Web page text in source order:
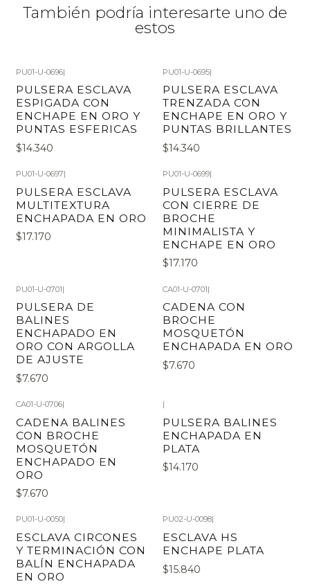
También podría interesarte uno de
estos
PU01-U-0696|
PULSERA ESCLAVA
ESPIGADA CON
ENCHAPE EN ORO Y
PUNTAS ESFERICAS
$14.340
PU01-U-0695|
PULSERA ESCLAVA
TRENZADA CON
ENCHAPE EN ORO Y
PUNTAS BRILLANTES
$14.340
PU01-U-0697|
PULSERA ESCLAVA
MULTITEXTURA
ENCHAPADA EN ORO
$17.170
PU01-U-0699|
PULSERA ESCLAVA
CON CIERRE DE
BROCHE
MINIMALISTA Y
ENCHAPE EN ORO
$17.170
PU01-U-0701|
PULSERA DE
BALINES
ENCHAPADO EN
ORO CON ARGOLLA
DE AJUSTE
$7.670
CA01-U-0701|
CADENA CON
BROCHE
MOSQUETÓN
ENCHAPADA EN ORO
$7.670
CA01-U-0706|
CADENA BALINES
CON BROCHE
MOSQUETÓN
ENCHAPADO EN
ORO
$7.670
|
PULSERA BALINES
ENCHAPADA EN
PLATA
$14.170
PU01-U-0050|
ESCLAVA CIRCONES
Y TERMINACIÓN CON
BALÍN ENCHAPADA
EN ORO
PU02-U-0098|
ESCLAVA HS
ENCHAPE PLATA
$15.840